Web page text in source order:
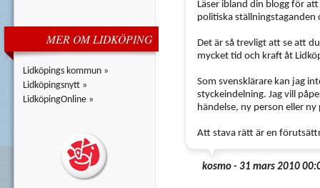
MER OM LIDKÖPING
Lidköpings kommun »
Lidköpingsnytt »
LidköpingOnline »
Läser ibland din blogg för
politiska
Det är så trevligt att se att
mycket tid och kraft åt
Som svensklärare kan jag
styckeindelning. Jag vill
händelse, ny person eller ny
Att stava rätt är en
kosmo - 31 mars 2010